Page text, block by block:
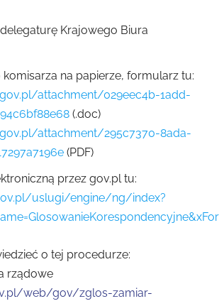
Krajowego Biura
na papierze, formularz tu:
attachment/029eec4b-1add-
(.doc)
attachment/295c7370-8ada-
(PDF)
przez gov.pl tu:
uslugi/engine/ng/index?
o tej procedurze:
rządowe
web/gov/zglos-zamiar-